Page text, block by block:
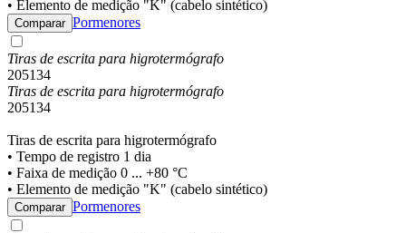
• Elemento de medição "K" (cabelo sintético)
Comparar Pormenores
Tiras de escrita para higrotermógrafo
205134
Tiras de escrita para higrotermógrafo
205134
Tiras de escrita para higrotermógrafo
• Tempo de registro 1 dia
• Faixa de medição 0 ... +80 °C
• Elemento de medição "K" (cabelo sintético)
Comparar Pormenores